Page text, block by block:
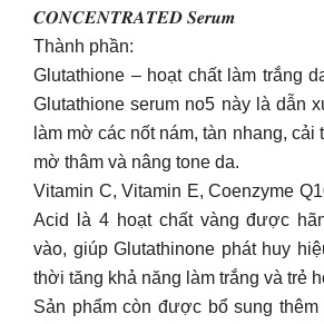
𝑪𝑶𝑵𝑪𝑬𝑵𝑻𝑹𝑨𝑻𝑬𝑫 𝑺𝒆𝒓𝒖𝒎
Thành phần:
Glutathione – hoạt chất làm trắng
Glutathione serum no5 này là dẫn
làm mờ các nốt nám, tàn nhang, cải
mờ thâm và nâng tone da.
Vitamin C, Vitamin E, Coenzyme
Acid là 4 hoạt chất vàng được
vào, giúp Glutathinone phát huy
thời tăng khả năng làm trắng và trẻ
Sản phẩm còn được bổ sung